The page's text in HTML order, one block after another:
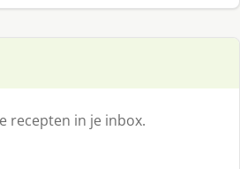
recepten in je inbox.